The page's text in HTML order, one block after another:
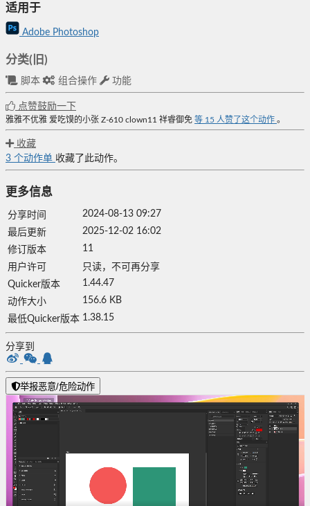
适用于
Adobe Photoshop
分类(旧)
脚本 组合操作 功能
点赞鼓励一下
雅雅不优雅 爱吃馍的小张 Z-610 clown11 祥睿御免 等 15 人赞了这个动作 。
收藏
3 个动作单 收藏了此动作。
更多信息
分享时间
2024-08-13 09:27
最后更新
2025-12-02 16:02
修订版本
11
用户许可
只读，不可再分享
Quicker版本
1.44.47
动作大小
156.6 KB
最低Quicker版本 1.38.15
分享到
举报恶意/危险动作